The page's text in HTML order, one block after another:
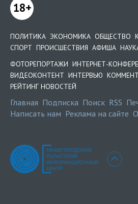
18+
ПОЛИТИКА ЭКОНОМИКА ОБЩЕСТВО
СПОРТ ПРОИСШЕСТВИЯ АФИША
ФОТОРЕПОРТАЖИ ИНТЕРНЕТ-
ВИДЕОКОНТЕНТ ИНТЕРВЬЮ
РЕЙТИНГ НОВОСТЕЙ
Главная Подписка Поиск RSS
Написать нам Реклама на сайте